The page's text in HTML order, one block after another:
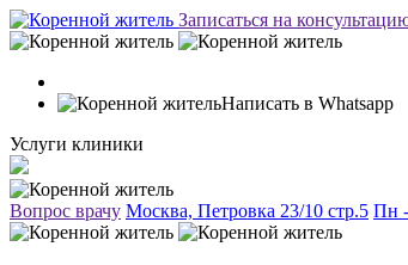
Записаться на
Написать в Whatsapp
Услуги клиники
Вопрос врачу Москва, Петровка 23/10 стр.5 Пн